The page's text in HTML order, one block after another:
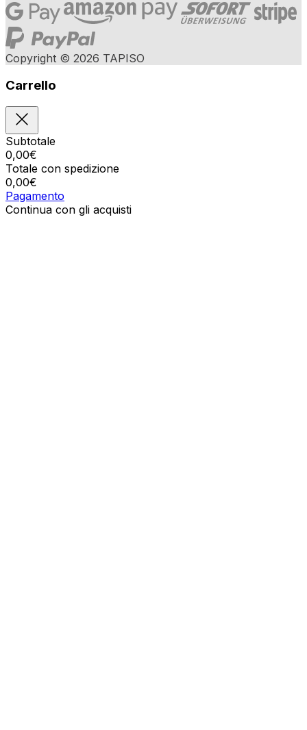
Copyright © 2026 TAPISO
Carrello
Subtotale
0,00€
Totale con spedizione
0,00€
Pagamento
Continua con gli acquisti